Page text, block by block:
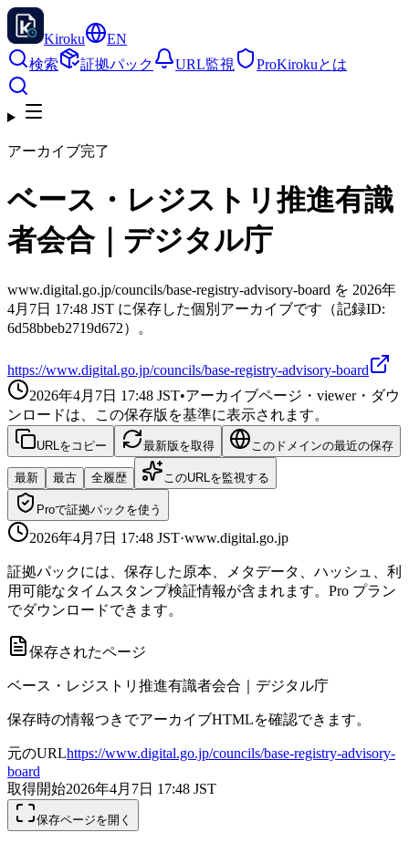
Kiroku
EN
検索
証拠パック URL監視 ProKirokuとは
アーカイブ完了
ベース・レジストリ推進有識
者会合｜デジタル庁
www.digital.go.jp/councils/base-registry-advisory-board を 2026年
4月7日 17:48 JST に保存した個別アーカイブです（記録ID:
6d58bbeb2719d672）。
https://www.digital.go.jp/councils/base-registry-advisory-board
2026年4月7日 17:48 JST•アーカイブページ・viewer・ダウ
ンロードは、この保存版を基準に表示されます。
URLをコピー 最新版を取得 このドメインの最近の保存
最新 最古 全履歴 このURLを監視する
Proで証拠パックを使う
2026年4月7日 17:48 JST·www.digital.go.jp
証拠パックには、保存した原本、メタデータ、ハッシュ、利
用可能なタイムスタンプ検証情報が含まれます。Pro プラン
でダウンロードできます。
保存されたページ
ベース・レジストリ推進有識者会合｜デジタル庁
保存時の情報つきでアーカイブHTMLを確認できます。
元のURLhttps://www.digital.go.jp/councils/base-registry-advisory-
board
取得開始2026年4月7日 17:48 JST
保存ページを開く